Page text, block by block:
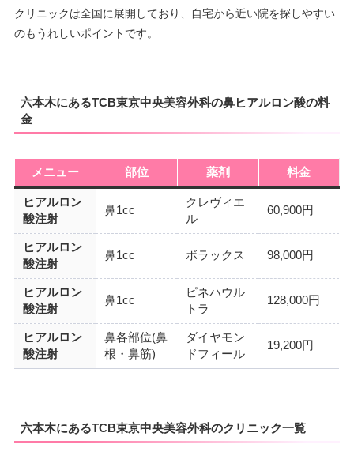
クリニックは全国に展開しており、自宅から近い院を探しやすい
のもうれしいポイントです。
六本木にあるTCB東京中央美容外科の鼻ヒアルロン酸の料
金
メニュー 部位 薬剤 料金
ヒアルロン
酸注射
鼻1cc
クレヴィエ
ル
60,900円
ヒアルロン
酸注射
鼻1cc ボラックス 98,000円
ヒアルロン
酸注射
鼻1cc
ピネハウル
トラ
128,000円
ヒアルロン
酸注射
鼻各部位(鼻
根・鼻筋)
ダイヤモン
ドフィール
19,200円
六本木にあるTCB東京中央美容外科のクリニック一覧